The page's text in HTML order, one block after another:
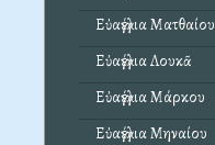
Εὐαγγέλια Ματθαίου
Εὐαγγέλια Λουκᾶ
Εὐαγγέλια Μάρκου
Εὐαγγέλια Μηναίου